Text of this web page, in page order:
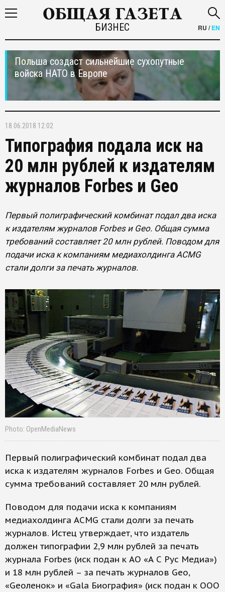
БИЗНЕС RU /EN
Польша создаст сильнейшие сухопутные
войска НАТО в Европе
18.06.2018 12:02
Типография подала иск на
20 млн рублей к издателям
журналов Forbes и Geo
Первый полиграфический комбинат подал два иска
к издателям журналов Forbes и Geo. Общая сумма
требований составляет 20 млн рублей. Поводом для
подачи иска к компаниям медиахолдинга ACMG
стали долги за печать журналов.
Photo: OpenMediaNews
Первый полиграфический комбинат подал два
иска к издателям журналов Forbes и Geo. Общая
сумма требований составляет 20 млн рублей.
Поводом для подачи иска к компаниям
медиахолдинга ACMG стали долги за печать
журналов. Истец утверждает, что издатель
должен типографии 2,9 млн рублей за печать
журнала Forbes (иск подан к АО «А С Рус Медиа»)
и 18 млн рублей – за печать журналов Geo,
«Geoленок» и «Gala Биография» (иск подан к ООО